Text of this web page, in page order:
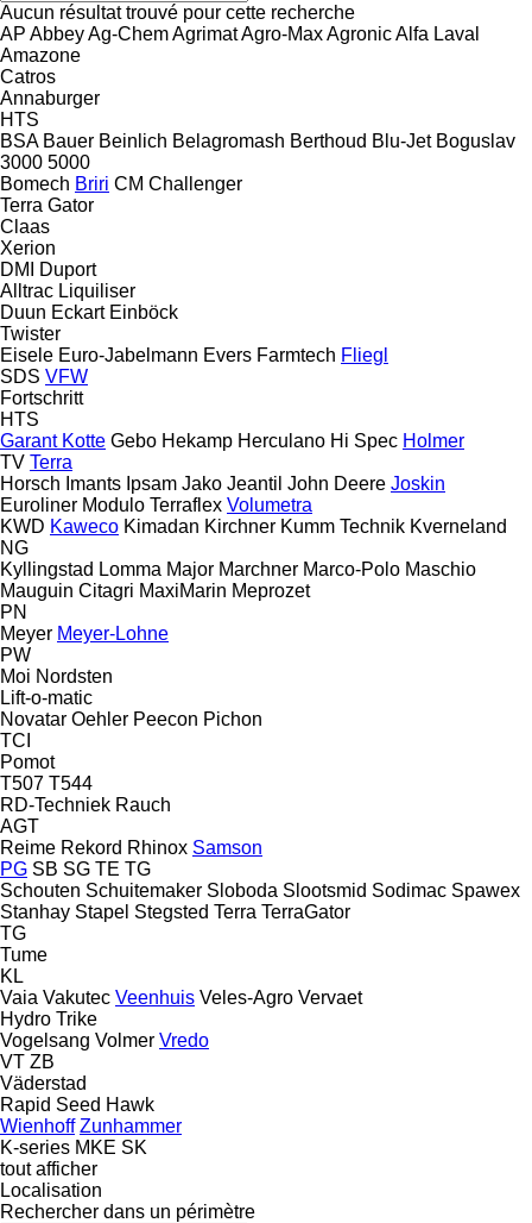
Aucun résultat trouvé pour cette recherche
AP AbbeyAg-ChemAgrimatAgro-MaxAgronicAlfa Laval
Amazone
Catros
Annaburger
HTS
BSA Bauer Beinlich Belagromash Berthoud Blu-Jet Boguslav
3000 5000
Bomech Briri CM Challenger
Terra Gator
Claas
Xerion
DMI
Duport
Alltrac Liquiliser
Duun Eckart Einböck
Twister
Eisele Euro-Jabelmann Evers Farmtech Fliegl
SDS VFW
Fortschritt
HTS
Garant Kotte Gebo Hekamp Herculano Hi Spec Holmer
TV Terra
Horsch Imants Ipsam Jako Jeantil John Deere Joskin
Euroliner Modulo Terraflex Volumetra
KWD Kaweco Kimadan Kirchner Kumm Technik Kverneland
NG
Kyllingstad Lomma Major Marchner Marco-Polo Maschio
Mauguin Citagri MaxiMarin Meprozet
PN
Meyer Meyer-Lohne
PW
Moi Nordsten
Lift-o-matic
Novatar Oehler Peecon Pichon
TCI
Pomot
T507 T544
RD-Techniek Rauch
AGT
Reime Rekord Rhinox Samson
PG SB SG TE TG
Schouten Schuitemaker Sloboda Slootsmid Sodimac Spawex
Stanhay Stapel Stegsted Terra TerraGator
TG
Tume
KL
Vaia Vakutec Veenhuis Veles-Agro Vervaet
Hydro Trike
Vogelsang Volmer Vredo
VT ZB
Väderstad
Rapid Seed Hawk
Wienhoff Zunhammer
K-series MKE SK
tout afficher
Localisation
Rechercher dans un périmètre